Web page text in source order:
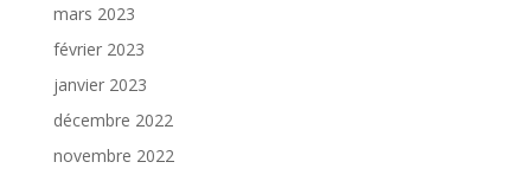
mars 2023
février 2023
janvier 2023
décembre 2022
novembre 2022